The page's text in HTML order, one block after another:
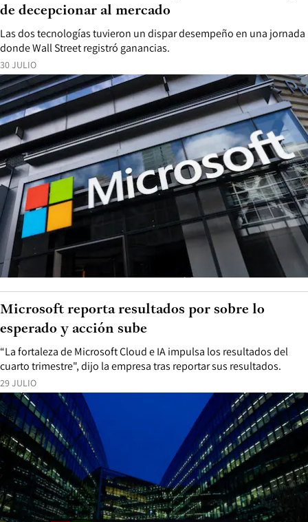
30 JULIO
Las dos tecnologías tuvieron un dispar desempeño en una jornada
donde Wall Street registró ganancias.
de decepcionar al mercado
29 JULIO
“La fortaleza de Microsoft Cloud e IA impulsa los resultados del
cuarto trimestre", dijo la empresa tras reportar sus resultados.
Microsoft reporta resultados por sobre lo
esperado y acción sube